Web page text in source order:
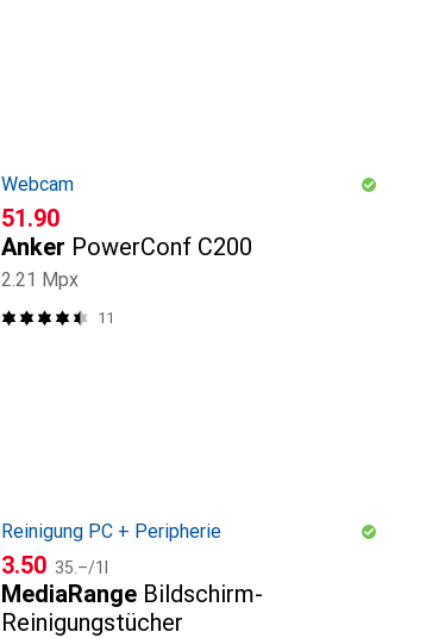
Webcam
CHF
51.90
Anker PowerConf C200
2.21 Mpx
11
Reinigung PC + Peripherie
CHF
3.50 CHF
35.–/1l
MediaRange Bildschirm-
Reinigungstücher